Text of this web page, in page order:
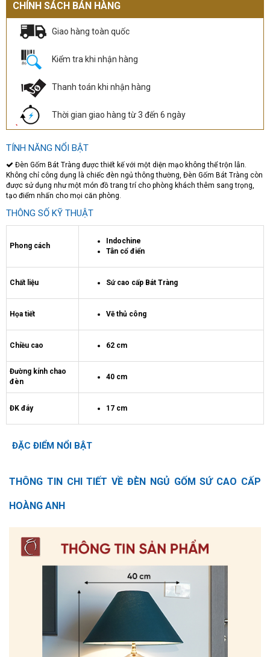
CHÍNH SÁCH BÁN HÀNG
Giao hàng toàn quốc
Kiểm tra khi nhận hàng
Thanh toán khi nhận hàng
Thời gian giao hàng từ 3 đến 6 ngày
TÍNH NĂNG NỔI BẬT
Đèn Gốm Bát Tràng được thiết kế với một diện mạo không thể trộn lẫn.
Không chỉ công dụng là chiếc đèn ngủ thông thường, Đèn Gốm Bát Tràng còn
được sử dụng như một món đồ trang trí cho phòng khách thêm sang trọng,
tạo điểm nhấn cho mọi căn phòng.
THÔNG SỐ KỸ THUẬT
Phong cách
Indochine
Tân cổ điển
Chất liệu Sứ cao cấp Bát Tràng
Họa tiết Vẽ thủ công
Chiều cao 62 cm
Đường kính chao
đèn
40 cm
ĐK đáy 17 cm
ĐẶC ĐIỂM NỔI BẬT
THÔNG TIN CHI TIẾT VỀ ĐÈN NGỦ GỐM SỨ CAO CẤP
HOÀNG ANH